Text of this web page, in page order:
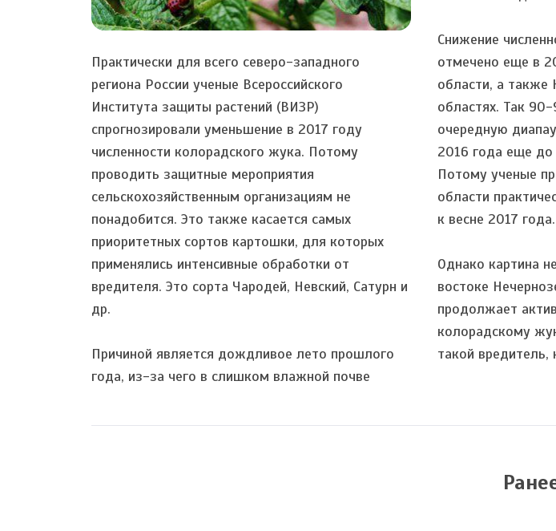
Практически для всего северо-западного
региона России ученые Всероссийского
Института защиты растений (ВИЗР)
спрогнозировали уменьшение в 2017 году
численности колорадского жука. Потому
проводить защитные мероприятия
сельскохозяйственным организациям не
понадобится. Это также касается самых
приоритетных сортов картошки, для которых
применялись интенсивные обработки от
вредителя. Это сорта Чародей, Невский, Сатурн и
др.
Причиной является дождливое лето прошлого
года, из-за чего в слишком влажной почве
Снижение
отмечено еще в
области, а также
областях. Так
очередную
2016 года еще до
Потому ученые
области
к весне 2017 года.
Однако картина
востоке
продолжает
колорадскому
такой вредитель,